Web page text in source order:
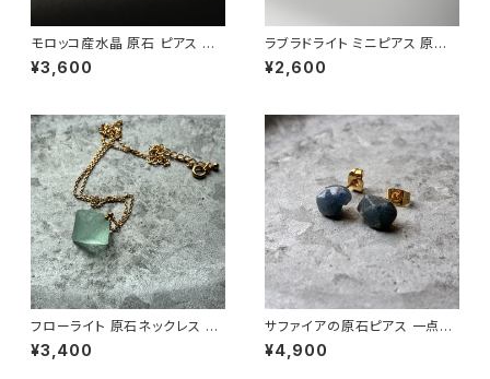
モロッコ産水晶 原石 ピアス イ
ヤリング 鉱物 天然石 金属アレ
ルギー対応 ハンドメイド アクセ
¥3,600
ラブラドライト ミニピアス 原石
鉱物 天然石 シンプル 仕事 オフ
ィス 通勤 小さい アクセサリー
¥2,600
フローライト 原石ネックレス 一
点もの 鉱物 天然石 ハンドメイ
ド アクセサリー パワーストーン
¥3,400
サファイアの原石ピアス 一点も
の 鉱物 天然石 金属アレルギー
対応 ハンドメイド アクセサリー
¥4,900